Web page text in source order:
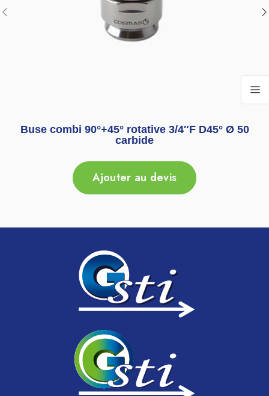
Buse combi 90°+45° rotative 3/4″F D45° Ø 50
carbide
Ajouter au devis